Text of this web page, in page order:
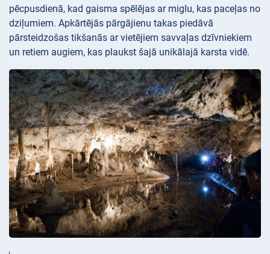
pēcpusdienā, kad gaisma spēlējas ar miglu, kas paceļas no
dziļumiem. Apkārtējās pārgājienu takas piedāvā
pārsteidzošas tikšanās ar vietējiem savvaļas dzīvniekiem
un retiem augiem, kas plaukst šajā unikālajā karsta vidē.